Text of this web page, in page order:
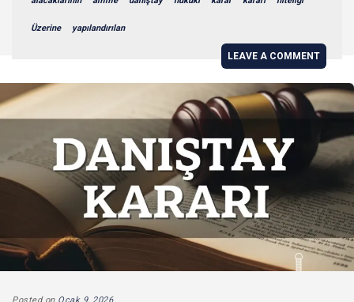
Üzerine yapılandırılan
LEAVE A COMMENT